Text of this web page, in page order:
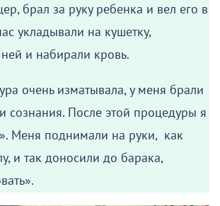
брал за руку ребенка и вел его в
укладывали на кушетку,
и набирали кровь.
очень изматывала, у меня брали
сознания. После этой процедуры я
Меня поднимали на руки, как
и так доносили до барака,